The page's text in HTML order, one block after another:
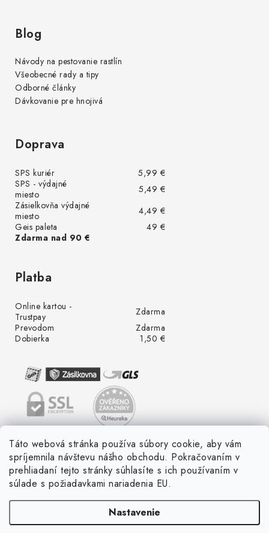
Táto webová stránka používa súbory cookie, aby vám
spríjemnila návštevu nášho obchodu. Pokračovaním v
prehliadaní tejto stránky súhlasíte s ich používaním v
súlade s požiadavkami nariadenia EU.
Nastavenie
Blog
Návody na pestovanie rastlín
Všeobecné rady a tipy
Odborné články
Dávkovanie pre hnojivá
Doprava
SPS kuriér
5,99 €
SPS - výdajné
miesto
5,49 €
Zásielkovňa výdajné
miesto
4,49 €
Geis paleta
49 €
Zdarma nad 90 €
Platba
Online kartou -
Trustpay
Zdarma
Prevodom
Zdarma
Dobierka
1,50 €